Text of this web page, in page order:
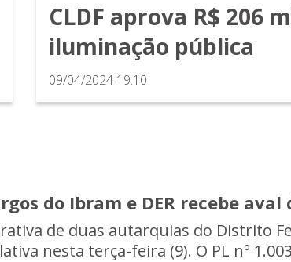
CLDF aprova R$ 206
iluminação pública
09/04/2024 19:10
do Ibram e DER recebe aval
de duas autarquias do Distrito
nesta terça-feira (9). O PL nº